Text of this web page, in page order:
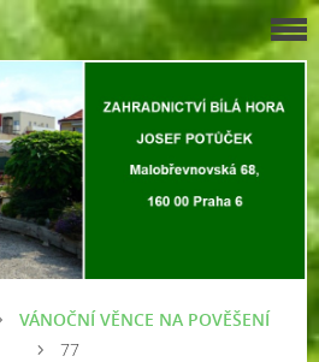
VÁNOČNÍ VĚNCE NA POVĚŠENÍ
77